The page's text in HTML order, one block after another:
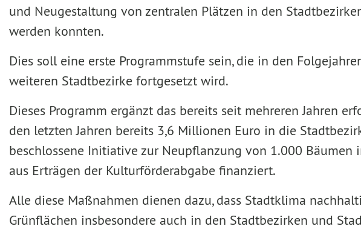
und Neugestaltung von zentralen Plätzen in den
werden konnten.
Dies soll eine erste Programmstufe sein, die in den
weiteren Stadtbezirke fortgesetzt wird.
Dieses Programm ergänzt das bereits seit mehreren Jahren
den letzten Jahren bereits 3,6 Millionen Euro in die
beschlossene Initiative zur Neupflanzung von 1.000
aus Erträgen der Kulturförderabgabe finanziert.
Alle diese Maßnahmen dienen dazu, dass Stadtklima
Grünflächen insbesondere auch in den Stadtbezirken und